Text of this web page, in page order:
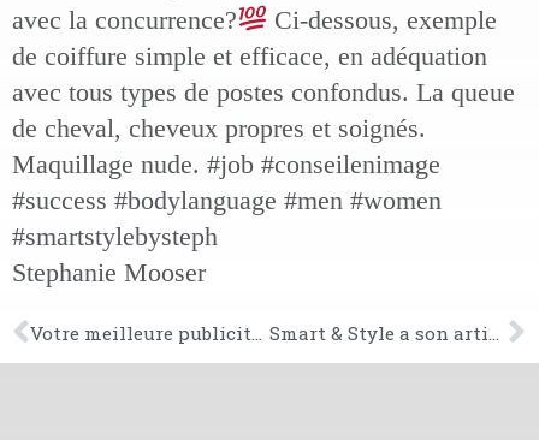
avec la concurrence?
Ci-dessous, exemple
de coiffure simple et efficace, en adéquation
avec tous types de postes confondus. La queue
de cheval, cheveux propres et soignés.
Maquillage nude. #job #conseilenimage
#success #bodylanguage #men #women
#smartstylebysteph
Stephanie Mooser